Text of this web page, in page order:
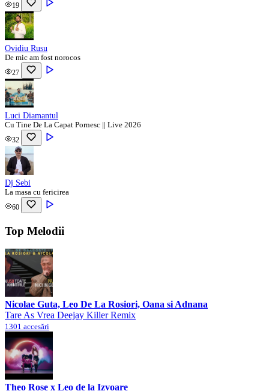
19
Ovidiu Rusu
De mic am fost norocos
27
Luci Diamantul
Cu Tine De La Capat Pornesc || Live 2026
32
Dj Sebi
La masa cu fericirea
60
Top Melodii
Nicolae Guta, Leo De La Rosiori, Oana si Adnana
Tare As Vrea Deejay Killer Remix
1301 accesări
Theo Rose x Leo de la Izvoare